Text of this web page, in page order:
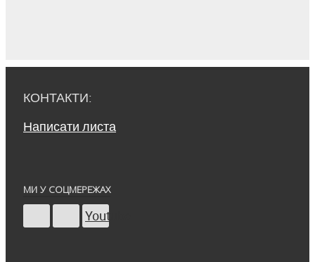
КОНТАКТИ:
Написати листа
МИ У СОЦМЕРЕЖАХ
Youtube